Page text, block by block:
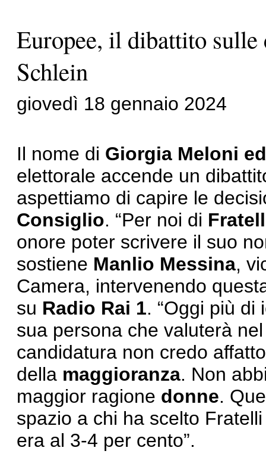
Europee, il dibattito
Schlein
giovedì 18 gennaio 2024
Il nome di Giorgia Meloni
elettorale accende un
aspettiamo di capire le
Consiglio. “Per noi di
onore poter scrivere il suo
sostiene Manlio Messina,
Camera, intervenendo
su Radio Rai 1. “Oggi più di
sua persona che valuterà
candidatura non credo
della maggioranza. Non
maggior ragione donne.
spazio a chi ha scelto
era al 3-4 per cento”.